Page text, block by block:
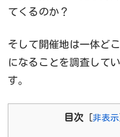
てくるのか？
そして開催地は一体ど
になることを調査して
す。
目次 非表示